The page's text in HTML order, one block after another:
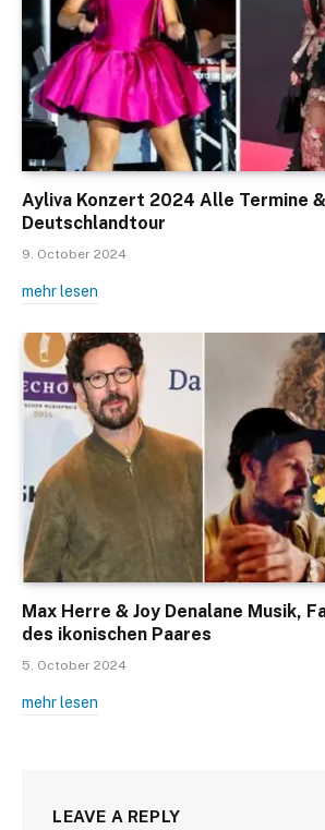
Ayliva Konzert 2024 Alle Termine
Deutschlandtour
9. October 2024
mehr lesen
Max Herre & Joy Denalane Musik,
des ikonischen Paares
5. October 2024
mehr lesen
LEAVE A REPLY